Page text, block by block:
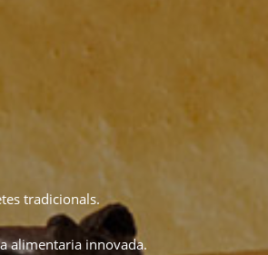
tradicionals.
alimentaria innovada.